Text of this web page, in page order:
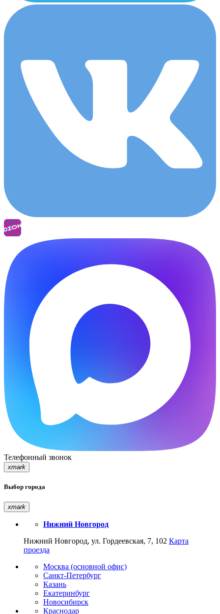
Телефонный звонок
xmark
Выбор города
xmark
Нижний Новгород
Нижний Новгород, ул. Гордеевская, 7, 102 Карта
проезда
Москва (основной офис)
Санкт-Петербург
Казань
Екатеринбург
Новосибирск
Краснодар